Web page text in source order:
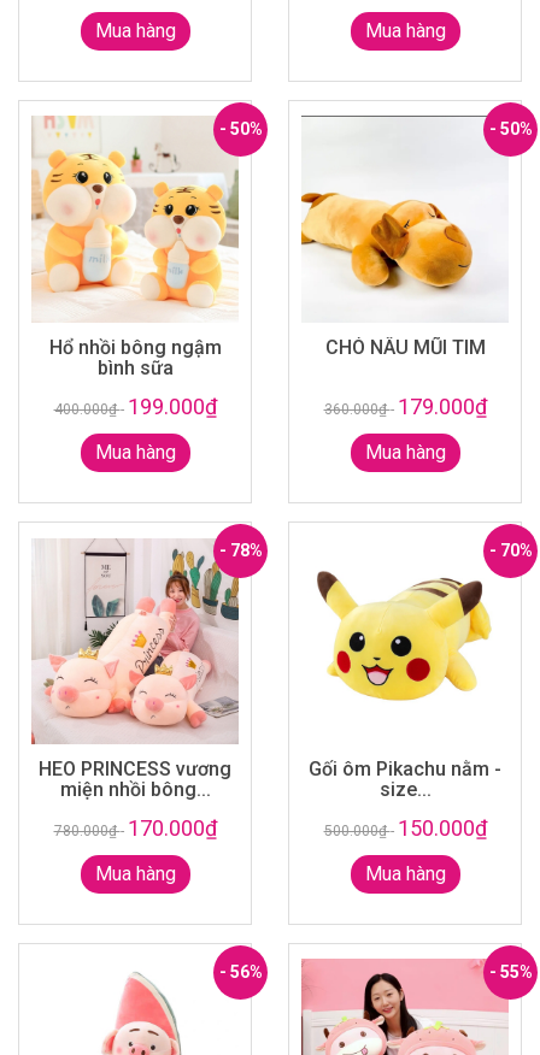
Mua hàng Mua hàng
- 50%
Hổ nhồi bông ngậm
bình sữa
400.000₫- 199.000₫
Mua hàng
- 50%
CHÓ NÂU MŨI TIM
360.000₫- 179.000₫
Mua hàng
- 78%
HEO PRINCESS vương
miện nhồi bông...
780.000₫- 170.000₫
Mua hàng
- 70%
Gối ôm Pikachu nằm -
size...
500.000₫- 150.000₫
Mua hàng
- 56% - 55%